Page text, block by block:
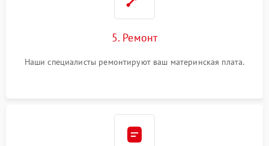
5. Ремонт
Наши специалисты ремонтируют ваш материнская плата.